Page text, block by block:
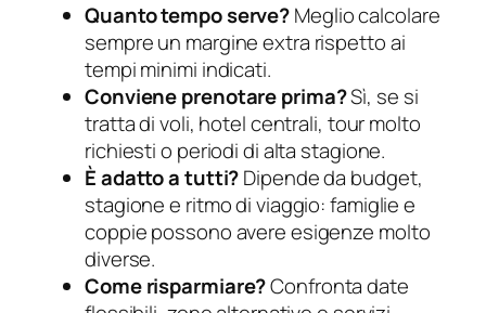
Quanto tempo serve?Meglio calcolare
sempre un margine extra rispetto ai
tempi minimi indicati.
Conviene prenotare prima?Sì, se si
tratta di voli, hotel centrali, tour molto
richiesti o periodi di alta stagione.
È adatto a tutti?Dipende da budget,
stagione e ritmo di viaggio: famiglie e
coppie possono avere esigenze molto
diverse.
Come risparmiare?Confronta date